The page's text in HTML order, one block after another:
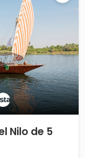
Nilo de 5